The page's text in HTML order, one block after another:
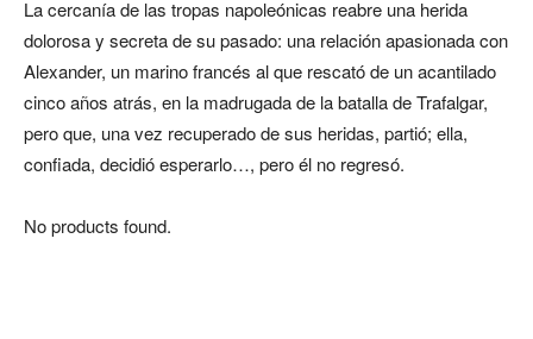
La cercanía de las tropas napoleónicas reabre una herida
dolorosa y secreta de su pasado: una relación apasionada con
Alexander, un marino francés al que rescató de un acantilado
cinco años atrás, en la madrugada de la batalla de Trafalgar,
pero que, una vez recuperado de sus heridas, partió; ella,
confiada, decidió esperarlo…, pero él no regresó.
No products found.